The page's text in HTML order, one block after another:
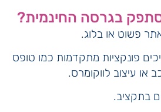
בגרסה החינמית?
פשוט או בלוג.
פונקציות מתקדמות כמו טופס
או עיצוב לווקומרס.
בתקציב.